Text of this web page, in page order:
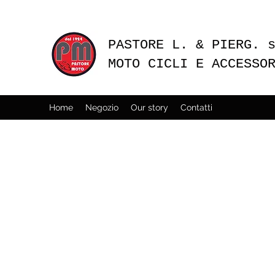
PASTORE L. &
MOTO CICLI E
Home Negozio Our story Contatti